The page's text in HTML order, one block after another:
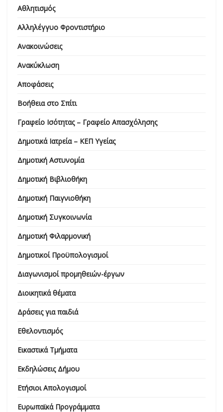
Αθλητισμός
Αλληλέγγυο Φροντιστήριο
Ανακοινώσεις
Ανακύκλωση
Αποφάσεις
Βοήθεια στο Σπίτι
Γραφείο Ισότητας – Γραφείο Απασχόλησης
Δημοτικά Ιατρεία – ΚΕΠ Υγείας
Δημοτική Αστυνομία
Δημοτική Βιβλιοθήκη
Δημοτική Παιγνιοθήκη
Δημοτική Συγκοινωνία
Δημοτική Φιλαρμονική
Δημοτικοί Προϋπολογισμοί
Διαγωνισμοί προμηθειών-έργων
Διοικητικά θέματα
Δράσεις για παιδιά
Εθελοντισμός
Εικαστικά Τμήματα
Εκδηλώσεις Δήμου
Ετήσιοι Απολογισμοί
Ευρωπαϊκά Προγράμματα